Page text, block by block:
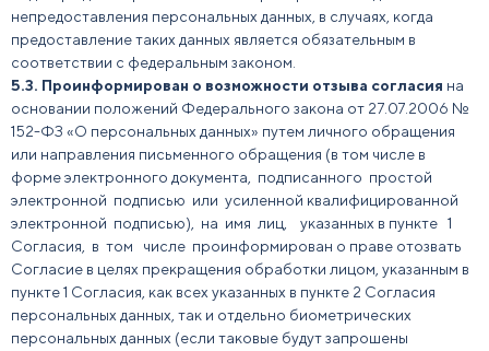
непредоставления персональных данных, в случаях, когда
предоставление таких данных является обязательным в
соответствии с федеральным законом.
5.3. Проинформирован о возможности отзыва согласия на
основании положений Федерального закона от 27.07.2006 №
152-ФЗ «О персональных данных» путем личного обращения
или направления письменного обращения (в том числе в
форме электронного документа, подписанного простой
электронной подписью или усиленной квалифицированной
электронной подписью), на имя лиц, указанных в пункте 1
Согласия, в том числе проинформирован о праве отозвать
Согласие в целях прекращения обработки лицом, указанным в
пункте 1 Согласия, как всех указанных в пункте 2 Согласия
персональных данных, так и отдельно биометрических
персональных данных (если таковые будут запрошены